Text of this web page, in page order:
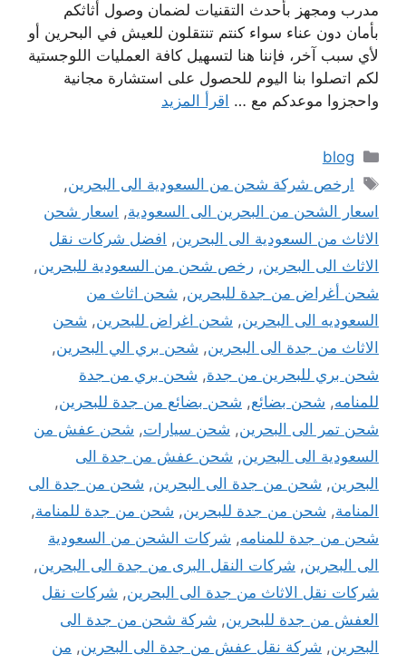
مدرب ومجهز بأحدث التقنيات لضمان وصول أثاثكم
بأمان دون عناء سواء كنتم تنتقلون للعيش في البحرين أو
لأي سبب آخر، فإننا هنا لتسهيل كافة العمليات اللوجستية
لكم اتصلوا بنا اليوم للحصول على استشارة مجانية
واحجزوا موعدكم مع … اقرأ المزيد
التصنيفات
blog
الوسوم
ارخص شركة شحن من السعودية الى البحرين,
اسعار الشحن من البحرين الى السعودية, اسعار شحن
الاثاث من السعودية الى البحرين, افضل شركات نقل
الاثاث الى البحرين, رخص شحن من السعودية للبحرين,
شحن أغراض من جدة للبحرين, شحن اثاث من
السعوديه الى البحرين, شحن اغراض للبحرين, شحن
الاثاث من جدة الى البحرين, شحن بري الي البحرين,
شحن بري للبحرين من جدة, شحن بري من جدة
للمنامه, شحن بضائع, شحن بضائع من جدة للبحرين,
شحن تمر الى البحرين, شحن سيارات, شحن عفش من
السعودية الى البحرين, شحن عفش من جدة الى
البحرين, شحن من جدة الى البحرين, شحن من جدة الى
المنامة, شحن من جدة للبحرين, شحن من جدة للمنامة,
شحن من جدة للمنامه, شركات الشحن من السعودية
الى البحرين, شركات النقل البرى من جدة الى البحرين,
شركات نقل الاثاث من جدة الى البحرين, شركات نقل
العفش من جدة للبحرين, شركة شحن من جدة الى
البحرين, شركة نقل عفش من جدة الى البحرين, من